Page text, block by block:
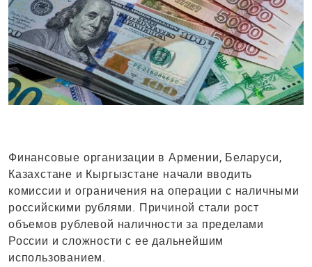
Финансовые организации в Армении, Беларуси,
Казахстане и Кыргызстане начали вводить
комиссии и ограничения на операции с наличными
российскими рублями. Причиной стали рост
объемов рублевой наличности за пределами
России и сложности с ее дальнейшим
использованием.